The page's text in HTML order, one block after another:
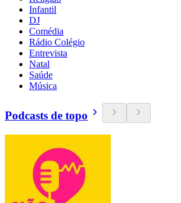
Infantil
DJ
Comédia
Rádio Colégio
Entrevista
Natal
Saúde
Música
Podcasts de topo